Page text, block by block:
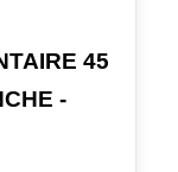
45
-